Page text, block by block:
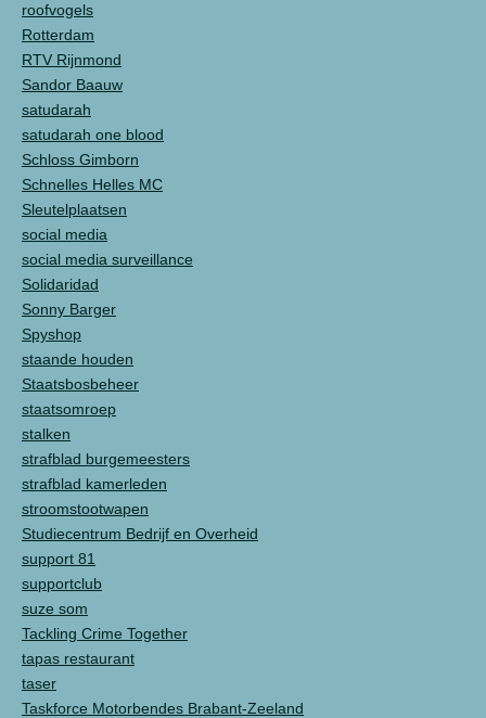
roofvogels
Rotterdam
RTV Rijnmond
Sandor Baauw
satudarah
satudarah one blood
Schloss Gimborn
Schnelles Helles MC
Sleutelplaatsen
social media
social media surveillance
Solidaridad
Sonny Barger
Spyshop
staande houden
Staatsbosbeheer
staatsomroep
stalken
strafblad burgemeesters
strafblad kamerleden
stroomstootwapen
Studiecentrum Bedrijf en Overheid
support 81
supportclub
suze som
Tackling Crime Together
tapas restaurant
taser
Taskforce Motorbendes Brabant-Zeeland